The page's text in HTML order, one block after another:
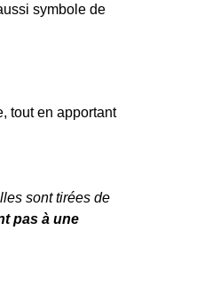
symbole de
tout en apportant
sont tirées de
pas à une